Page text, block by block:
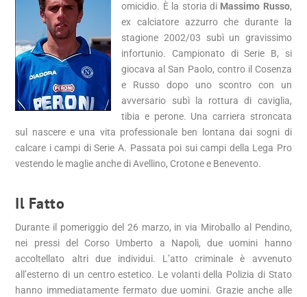
omicidio. È la storia di Massimo Russo,
ex calciatore azzurro che durante la
stagione 2002/03 subì un gravissimo
infortunio. Campionato di Serie B, si
giocava al San Paolo, contro il Cosenza
e Russo dopo uno scontro con un
avversario subì la rottura di caviglia,
tibia e perone. Una carriera stroncata
sul nascere e una vita professionale ben lontana dai sogni di
calcare i campi di Serie A. Passata poi sui campi della Lega Pro
vestendo le maglie anche di Avellino, Crotone e Benevento.
Il Fatto
Durante il pomeriggio del 26 marzo, in via Miroballo al Pendino,
nei pressi del Corso Umberto a Napoli, due uomini hanno
accoltellato altri due individui. L’atto criminale è avvenuto
all’esterno di un centro estetico. Le volanti della Polizia di Stato
hanno immediatamente fermato due uomini. Grazie anche alle